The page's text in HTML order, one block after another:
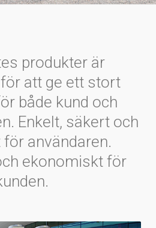
produkter är
att ge ett stort
både kund och
Enkelt, säkert och
användaren.
ekonomiskt för